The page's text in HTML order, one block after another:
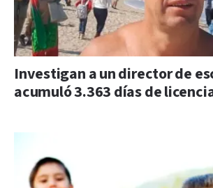
Investigan a un director de
acumuló 3.363 días de